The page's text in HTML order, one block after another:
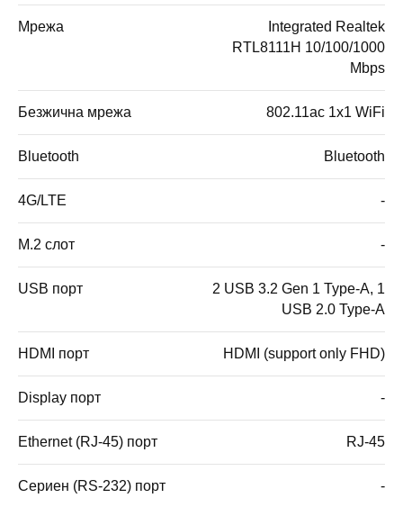
Мрежа
Integrated Realtek
RTL8111H 10/100/1000
Mbps
Безжична мрежа 802.11ac 1x1 WiFi
Bluetooth Bluetooth
4G/LTE -
M.2 слот -
USB порт
2 USB 3.2 Gen 1 Type-A, 1
USB 2.0 Type-A
HDMI порт HDMI (support only FHD)
Display порт -
Ethernet (RJ-45) порт RJ-45
Сериен (RS-232) порт -